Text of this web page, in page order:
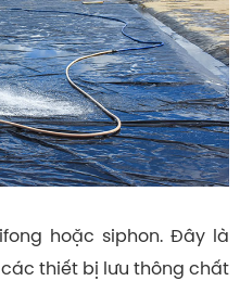
hoặc siphon. Đây là
thiết bị lưu thông chất